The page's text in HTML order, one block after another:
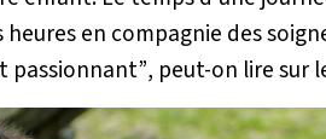
heures en compagnie des
passionnant”, peut-on lire sur